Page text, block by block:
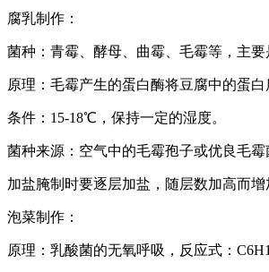
腐乳制作：
菌种：青霉、酵母、曲霉、毛霉等，主要
原理：毛霉产生的蛋白酶将豆腐中的蛋
条件：15-18℃，保持一定的湿度。
菌种来源：空气中的毛霉孢子或优良毛霉
加盐腌制时要逐层加盐，随层数加高而
泡菜制作：
原理：乳酸菌的无氧呼吸，反应式：